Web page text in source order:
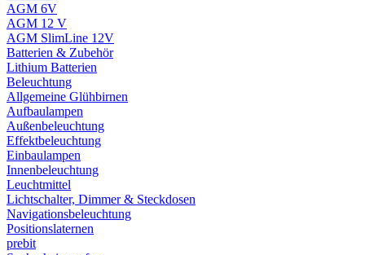
AGM 6V
AGM 12 V
AGM SlimLine 12V
Batterien & Zubehör
Lithium Batterien
Beleuchtung
Allgemeine Glühbirnen
Aufbaulampen
Außenbeleuchtung
Effektbeleuchtung
Einbaulampen
Innenbeleuchtung
Leuchtmittel
Lichtschalter, Dimmer & Steckdosen
Navigationsbeleuchtung
Positionslaternen
prebit